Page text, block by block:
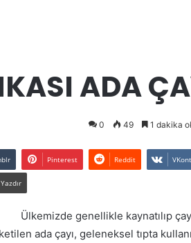
ADA
0 49 1 dakika
Pinterest Reddit
Yazdır
Ülkemizde genellikle kaynatılıp
ada çayı, geleneksel tıpta